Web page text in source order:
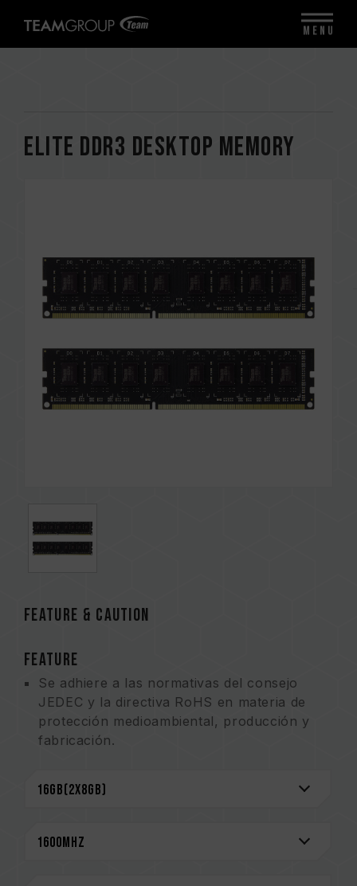
ELITE DDR3 DESKTOP MEMORY
FEATURE & CAUTION
FEATURE
Se adhiere a las normativas del consejo
JEDEC y la directiva RoHS en materia de
protección medioambiental, producción y
fabricación.
Garantía de por vida.
MENU